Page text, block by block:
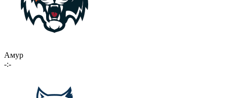
Амур
-:-